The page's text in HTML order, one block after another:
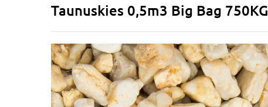
Taunuskies 0,5m3 Big Bag 750KG